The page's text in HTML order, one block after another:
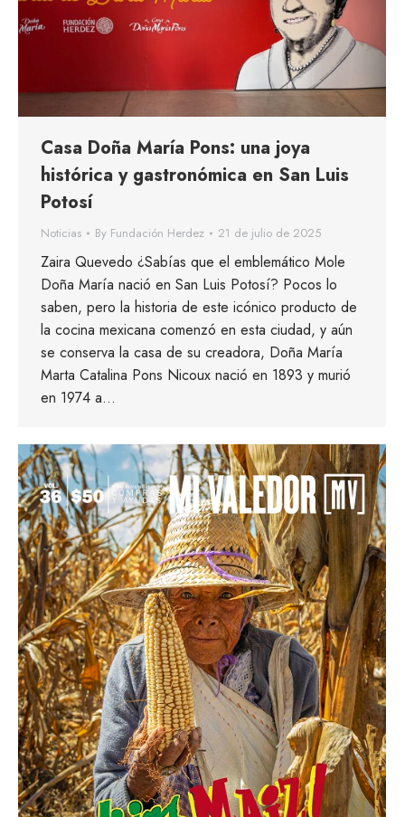
Casa Doña María Pons: una joya
histórica y gastronómica en San Luis
Potosí
Noticias By Fundación Herdez 21 de julio de 2025
Zaira Quevedo ¿Sabías que el emblemático Mole
Doña María nació en San Luis Potosí? Pocos lo
saben, pero la historia de este icónico producto de
la cocina mexicana comenzó en esta ciudad, y aún
se conserva la casa de su creadora, Doña María
Marta Catalina Pons Nicoux nació en 1893 y murió
en 1974 a…